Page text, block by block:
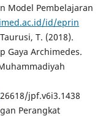
Model Pembelajaran
id/eprin
T. (2018).
Gaya Archimedes.
jpf.v6i3.1438
Perangkat